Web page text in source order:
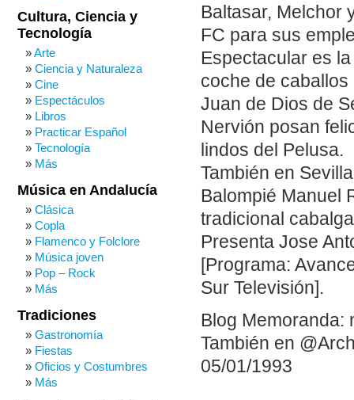
Baltasar, Melchor
FC para sus
Espectacular es
coche de
Juan de Dios de
Nervión posan
lindos del Pelusa.
También en
Balompié Manuel
tradicional
Presenta Jose
[Programa:
Sur Televisión].
Blog Memoranda:
También en
05/01/1993
Cultura, Ciencia y
Tecnología
Arte
Ciencia y Naturaleza
Cine
Espectáculos
Libros
Practicar Español
Tecnología
Más
Música en Andalucía
Clásica
Copla
Flamenco y Folclore
Música joven
Pop – Rock
Más
Tradiciones
Gastronomía
Fiestas
Oficios y Costumbres
Más